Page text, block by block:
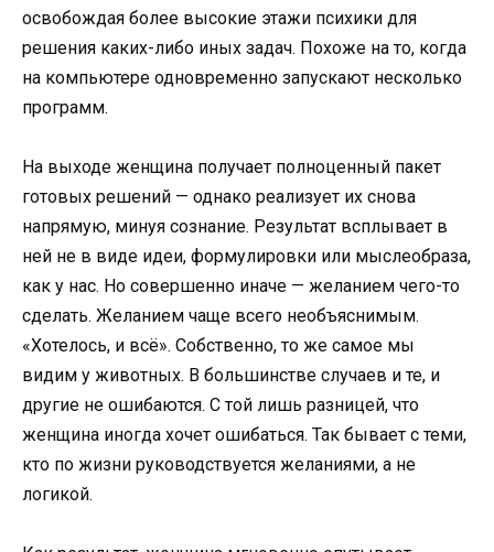
освобождая более высокие этажи психики для
решения каких-либо иных задач. Похоже на то, когда
на компьютере одновременно запускают несколько
программ.
На выходе женщина получает полноценный пакет
готовых решений — однако реализует их снова
напрямую, минуя сознание. Результат всплывает в
ней не в виде идеи, формулировки или мыслеобраза,
как у нас. Но совершенно иначе — желанием чего-то
сделать. Желанием чаще всего необъяснимым.
«Хотелось, и всё». Собственно, то же самое мы
видим у животных. В большинстве случаев и те, и
другие не ошибаются. С той лишь разницей, что
женщина иногда хочет ошибаться. Так бывает с теми,
кто по жизни руководствуется желаниями, а не
логикой.